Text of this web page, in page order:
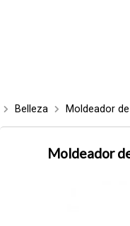
Belleza Moldeador
Moldeador